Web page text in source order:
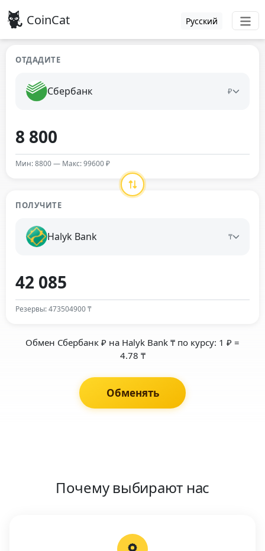
CoinCat Русский
ОТДАДИТЕ
Сбербанк ₽
Мин: 8800 — Макс: 99600 ₽
ПОЛУЧИТЕ
Halyk Bank ₸
Резервы: 473504900 ₸
Обмен Сбербанк ₽ на Halyk Bank ₸ по курсу: 1 ₽ =
4.78 ₸
Обменять
Почему выбирают нас